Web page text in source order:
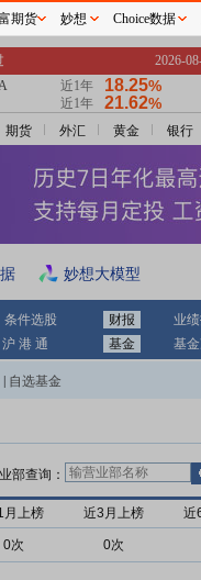
期货 外汇 黄金 银行
妙想大模型
条件选股 财报 业
沪 港 通 基金 基
自选基金
部查询：
月上榜 近3月上榜 近
0次 0次
期货 妙想 Choice数据